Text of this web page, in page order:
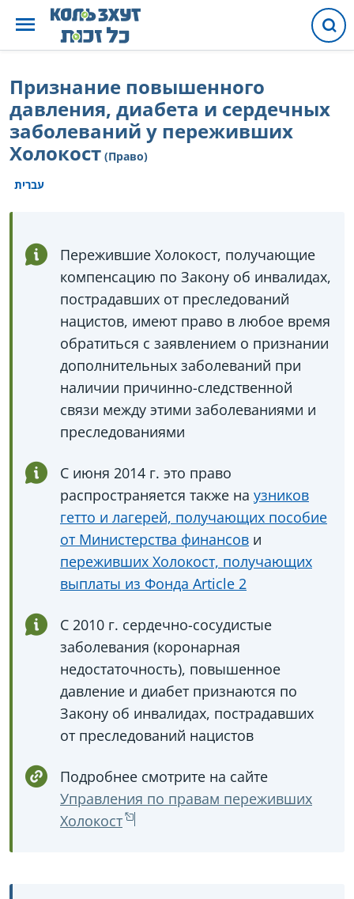
Признание повышенного
давления, диабета и сердечных
заболеваний у переживших
Холокост (Право)
עברית
Пережившие Холокост, получающие
компенсацию по Закону об инвалидах,
пострадавших от преследований
нацистов, имеют право в любое время
обратиться с заявлением о признании
дополнительных заболеваний при
наличии причинно-следственной
связи между этими заболеваниями и
преследованиями
С июня 2014 г. это право
распространяется также на узников
гетто и лагерей, получающих пособие
от Министерства финансов и
переживших Холокост, получающих
выплаты из Фонда Article 2
С 2010 г. сердечно-сосудистые
заболевания (коронарная
недостаточность), повышенное
давление и диабет признаются по
Закону об инвалидах, пострадавших
от преследований нацистов
Подробнее смотрите на сайте
Управления по правам переживших
Холокост